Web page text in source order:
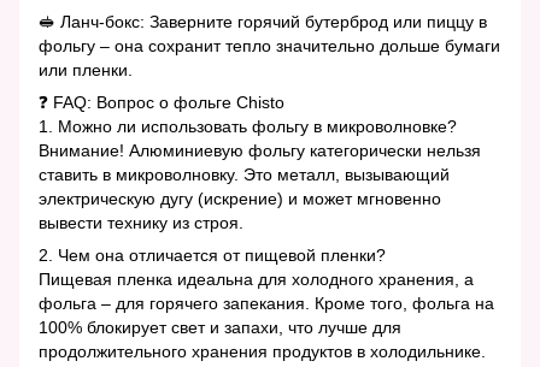
🥪 Ланч-бокс: Заверните горячий бутерброд или пиццу в
фольгу – она сохранит тепло значительно дольше бумаги
или пленки.
❓ FAQ: Вопрос о фольге Chisto
1. Можно ли использовать фольгу в микроволновке?
Внимание! Алюминиевую фольгу категорически нельзя
ставить в микроволновку. Это металл, вызывающий
электрическую дугу (искрение) и может мгновенно
вывести технику из строя.
2. Чем она отличается от пищевой пленки?
Пищевая пленка идеальна для холодного хранения, а
фольга – для горячего запекания. Кроме того, фольга на
100% блокирует свет и запахи, что лучше для
продолжительного хранения продуктов в холодильнике.